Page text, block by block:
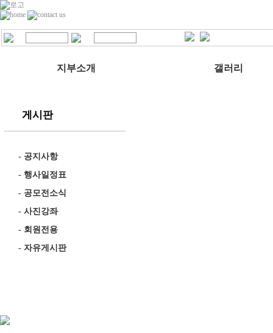
지부소개 갤러리
게시판
- 공지사항
- 행사일정표
- 공모전소식
- 사진강좌
- 회원전용
- 자유게시판